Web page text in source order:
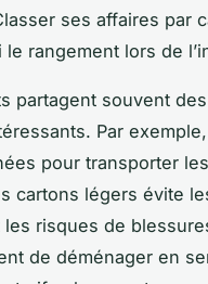
ses affaires par
rangement lors de
partagent souvent
Par
pour transporter
cartons légers évite
risques de
de déménager en